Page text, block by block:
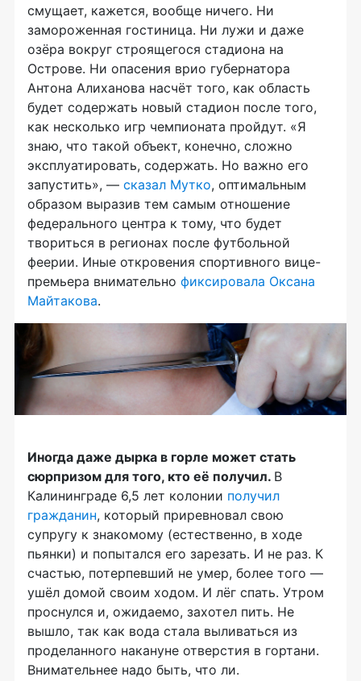
смущает, кажется, вообще ничего. Ни
замороженная гостиница. Ни лужи и даже
озёра вокруг строящегося стадиона на
Острове. Ни опасения врио губернатора
Антона Алиханова насчёт того, как область
будет содержать новый стадион после того,
как несколько игр чемпионата пройдут. «Я
знаю, что такой объект, конечно, сложно
эксплуатировать, содержать. Но важно его
запустить», — сказал Мутко, оптимальным
образом выразив тем самым отношение
федерального центра к тому, что будет
твориться в регионах после футбольной
феерии. Иные откровения спортивного вице-
премьера внимательно фиксировала Оксана
Майтакова.
Иногда даже дырка в горле может стать
сюрпризом для того, кто её получил. В
Калининграде 6,5 лет колонии получил
гражданин, который приревновал свою
супругу к знакомому (естественно, в ходе
пьянки) и попытался его зарезать. И не раз. К
счастью, потерпевший не умер, более того —
ушёл домой своим ходом. И лёг спать. Утром
проснулся и, ожидаемо, захотел пить. Не
вышло, так как вода стала выливаться из
проделанного накануне отверстия в гортани.
Внимательнее надо быть, что ли.